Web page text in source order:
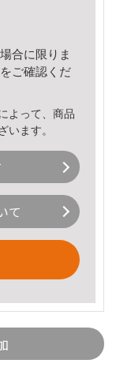
合に限りま
をご確認くだ
よって、商品
います。
て